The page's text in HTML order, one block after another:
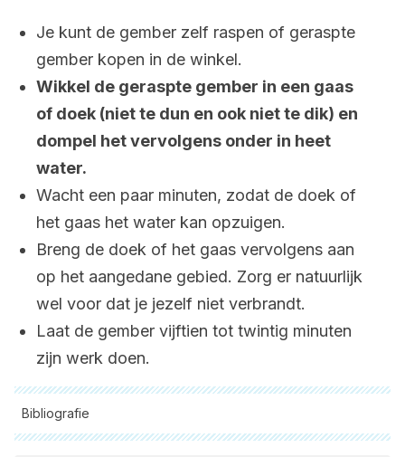
Je kunt de gember zelf raspen of geraspte
gember kopen in de winkel.
Wikkel de geraspte gember in een gaas
of doek (niet te dun en ook niet te dik) en
dompel het vervolgens onder in heet
water.
Wacht een paar minuten, zodat de doek of
het gaas het water kan opzuigen.
Breng de doek of het gaas vervolgens aan
op het aangedane gebied. Zorg er natuurlijk
wel voor dat je jezelf niet verbrandt.
Laat de gember vijftien tot twintig minuten
zijn werk doen.
Bibliografie
Alle aangehaalde bronnen zijn grondig gecontroleerd door